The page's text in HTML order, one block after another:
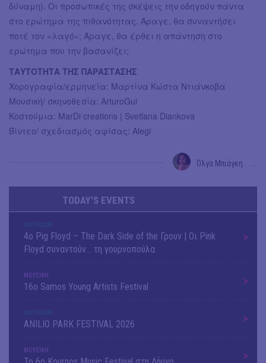
δύναμη). Οι προσωπικές της σκέψεις την οδηγούν πάντα
στο ερώτημα της πιθανότητας. Άραγε, θα συναντήσει
ποτέ τον «λαγό»; Άραγε, θα έρθει η απάντηση στο
ερώτημα που την βασανίζει;
ΤΑΥΤΟΤΗΤΑ ΤΗΣ ΠΑΡΑΣΤΑΣΗΣ
Χορογραφία/ερμηνεία: Μαρτίνα Κώστα Ντιάνκοβα
Μουσική/ σκηνοθεσία: ArturoGui
Κοστούμια: MarDi creations | Svetlana Diankova
Βίντεο/ σχεδιασμός αφίσας: Alegi
Όλγα Μπιάγκη
TODAY'S EVENTS
OUTDΟORS
4ο Pig Floyd – The Dark Side of the Γρουν | Οι Pink
Floyd συναντούν… τη γουρνοπούλα
ΜΟΥΣΙΚΗ
16o Samos Young Artists Festival
OUTDΟORS
ANILIO PARK FESTIVAL 2026
ΜΟΥΣΙΚΗ